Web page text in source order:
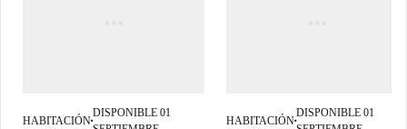
HABITACIÓN■
DISPONIBLE 01
HABITACIÓN■
DISPONIBLE 01